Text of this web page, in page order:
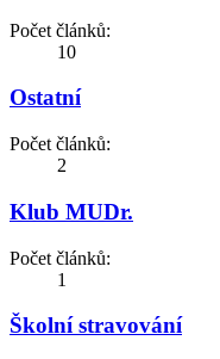
Počet článků:
10
Ostatní
Počet článků:
2
Klub MUDr.
Počet článků:
1
Školní stravování